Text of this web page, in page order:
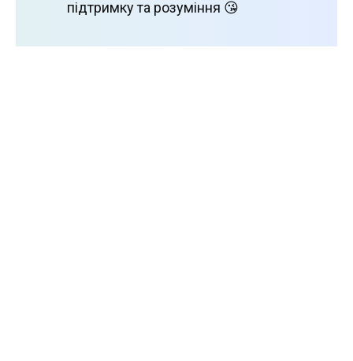
підтримку та розуміння 😘